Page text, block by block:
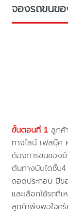
จองรถขนข
ขั้นตอนที่ 1 ลูกค้
ทางไลน์ เฟสบุ๊ค
ต้องการขนของ
ต้นทางบันไดชั้น
ถอดประกอบ มีข
และเลือกใช้รถที่
ลูกค้าพึงพอใจค